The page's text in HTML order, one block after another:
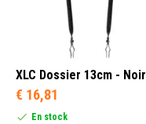
XLC Dossier 13cm - Noir
€ 16,81
En stock